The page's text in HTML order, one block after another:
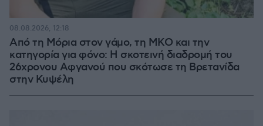
Από τη Μόρια στον γάμο, τη ΜΚΟ και την
κατηγορία για φόνο: Η σκοτεινή διαδρομή του
26χρονου Αφγανού που σκότωσε τη Βρετανίδα
στην Κυψέλη
08.08.2026, 12:18